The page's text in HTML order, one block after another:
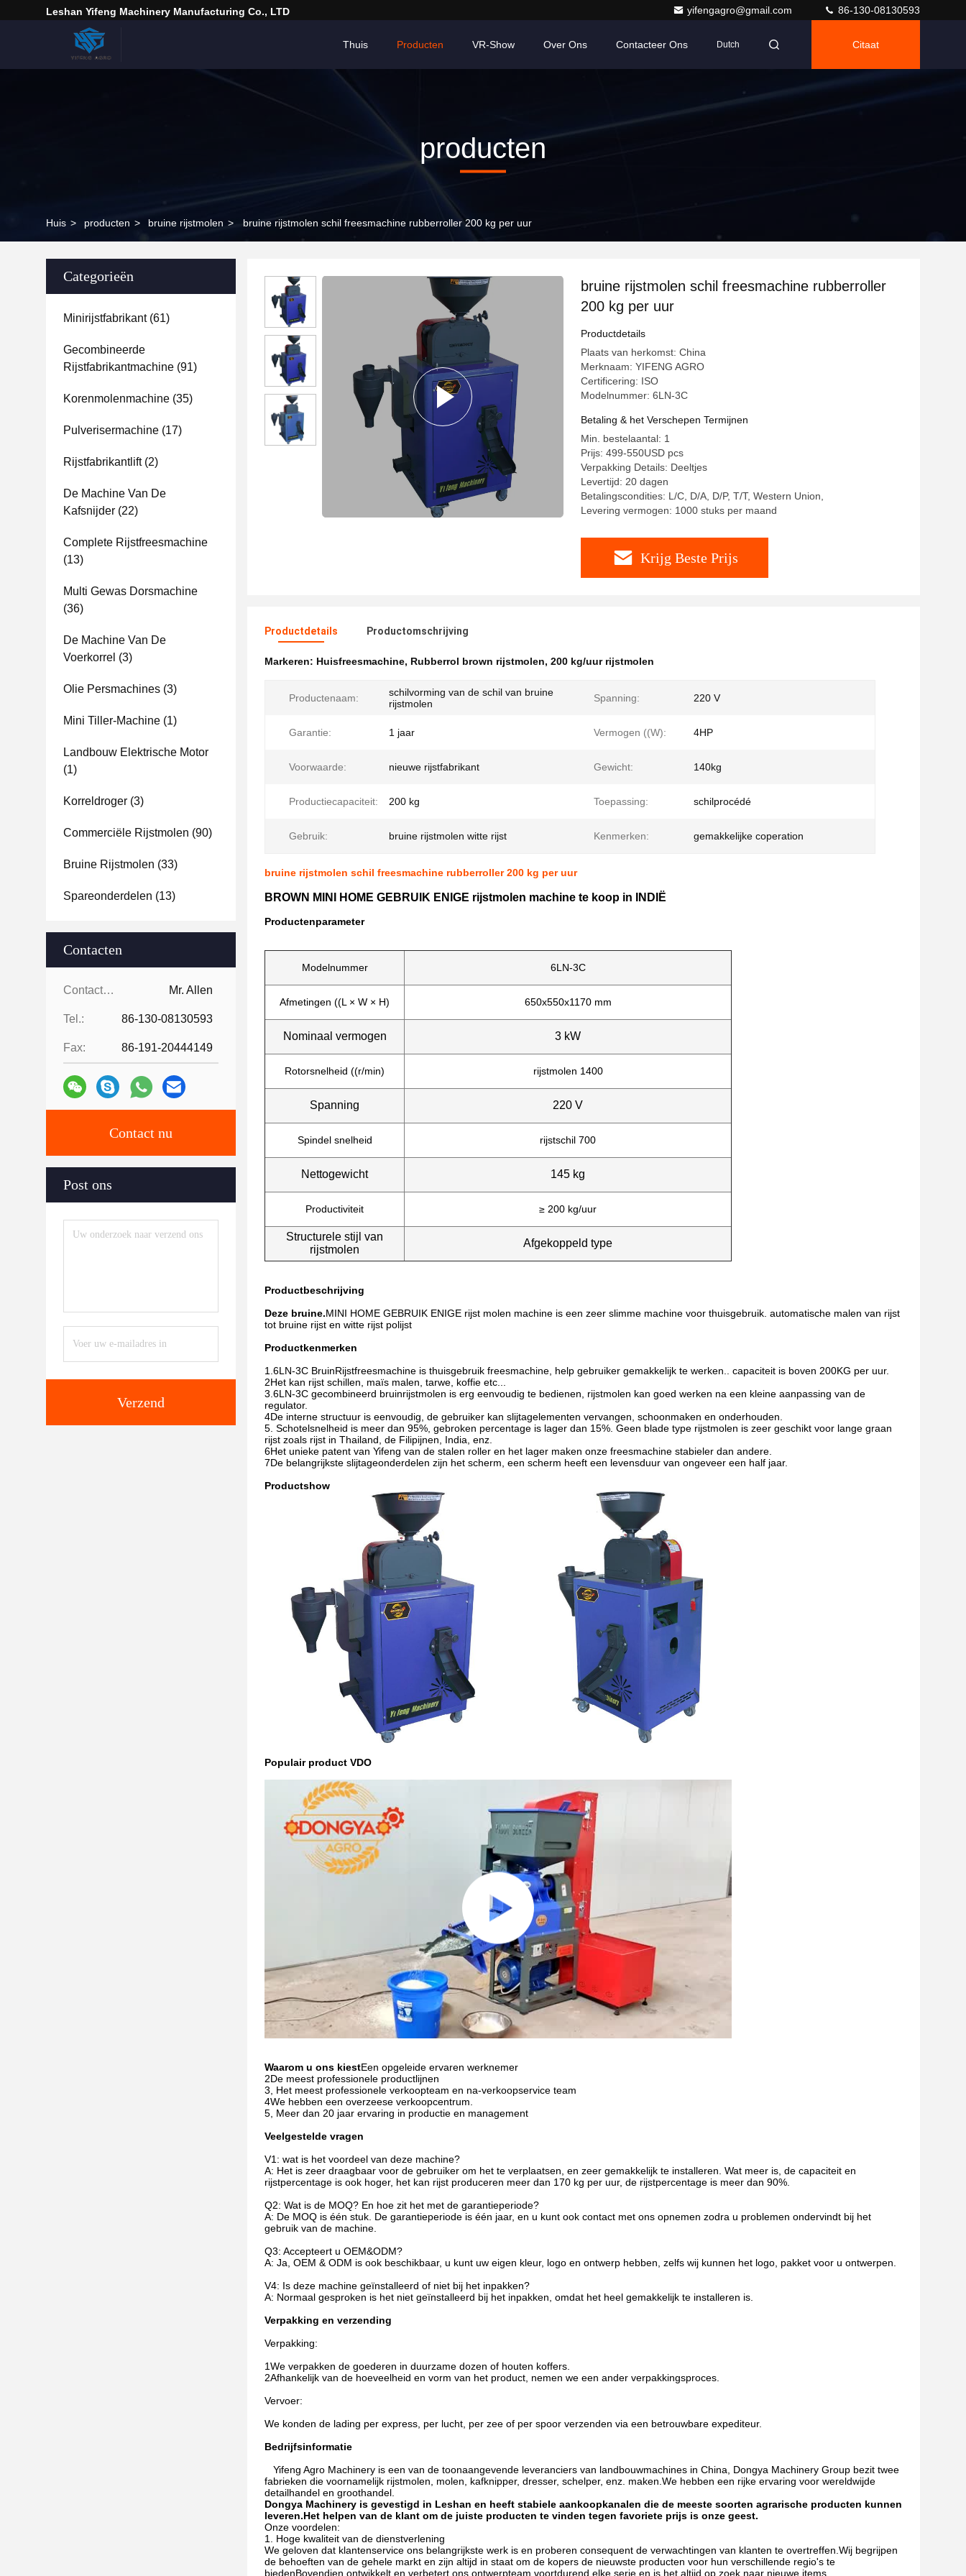
Leshan Yifeng Machinery Manufacturing Co., LTD yifengagro@gmail.com 86-130-08130593
Thuis Producten VR-Show Over Ons Contacteer Ons Dutch Citaat
producten
Huis > producten > bruine rijstmolen > bruine rijstmolen schil freesmachine rubberroller 200 kg per uur
Categorieën
Minirijstfabrikant(61)
Gecombineerde
Rijstfabrikantmachine (91)
Korenmolenmachine (35)
Pulverisermachine (17)
Rijstfabrikantlift(2)
De Machine Van De
Kafsnijder (22)
Complete Rijstfreesmachine
(13)
Multi Gewas Dorsmachine
(36)
De Machine Van De
Voerkorrel (3)
Olie Persmachines (3)
Mini Tiller-Machine (1)
Landbouw Elektrische Motor
(1)
Korreldroger (3)
Commerciële Rijstmolen (90)
Bruine Rijstmolen (33)
Spareonderdelen (13)
Contacten
Contacten: Mr. Allen
Tel.: 86-130-08130593
Fax: 86-191-20444149
Contact nu
Post ons
Verzend
bruine rijstmolen schil freesmachine rubberroller
200 kg per uur
Productdetails
Plaats van herkomst: China
Merknaam: YIFENG AGRO
Certificering: ISO
Modelnummer: 6LN-3C
Betaling & het Verschepen Termijnen
Min. bestelaantal: 1
Prijs: 499-550USD pcs
Verpakking Details: Deeltjes
Levertijd: 20 dagen
Betalingscondities: L/C, D/A, D/P, T/T, Western Union,
Levering vermogen: 1000 stuks per maand
Krijg Beste Prijs
Productdetails Productomschrijving
Markeren: Huisfreesmachine, Rubberrol brown rijstmolen, 200 kg/uur rijstmolen
Productenaam:
schilvorming van de schil van bruine
rijstmolen
Spanning: 220 V
Garantie: 1 jaar Vermogen ((W): 4HP
Voorwaarde: nieuwe rijstfabrikant Gewicht: 140kg
Productiecapaciteit: 200 kg Toepassing: schilprocédé
Gebruik: bruine rijstmolen witte rijst Kenmerken: gemakkelijke coperation
bruine rijstmolen schil freesmachine rubberroller 200 kg per uur
BROWN MINI HOME GEBRUIK ENIGE rijstmolen machine te koop in INDIË
Productenparameter
Modelnummer 6LN-3C
Afmetingen ((L × W × H) 650x550x1170 mm
Nominaal vermogen 3 kW
Rotorsnelheid ((r/min) rijstmolen 1400
Spanning 220 V
Spindel snelheid rijstschil 700
Nettogewicht 145 kg
Productiviteit ≥ 200 kg/uur
Structurele stijl van
rijstmolen
Afgekoppeld type
Productbeschrijving
Deze bruine.MINI HOME GEBRUIK ENIGE rijst molen machine is een zeer slimme machine voor thuisgebruik. automatische malen van rijst
tot bruine rijst en witte rijst polijst
Productkenmerken
1. 6LN-3C BruinRijstfreesmachine is thuisgebruik freesmachine, help gebruiker gemakkelijk te werken.. capaciteit is boven 200KG per uur.
2Het kan rijst schillen, maïs malen, tarwe, koffie etc...
3. 6LN-3C gecombineerd bruinrijstmolen is erg eenvoudig te bedienen, rijstmolen kan goed werken na een kleine aanpassing van de
regulator.
4De interne structuur is eenvoudig, de gebruiker kan slijtagelementen vervangen, schoonmaken en onderhouden.
5. Schotelsnelheid is meer dan 95%, gebroken percentage is lager dan 15%. Geen blade type rijstmolen is zeer geschikt voor lange graan
rijst zoals rijst in Thailand, de Filipijnen, India, enz.
6Het unieke patent van Yifeng van de stalen roller en het lager maken onze freesmachine stabieler dan andere.
7De belangrijkste slijtageonderdelen zijn het scherm, een scherm heeft een levensduur van ongeveer een half jaar.
Productshow
Populair product VDO
Waarom u ons kiestEen opgeleide ervaren werknemer
2De meest professionele productlijnen
3, Het meest professionele verkoopteam en na-verkoopservice team
4We hebben een overzeese verkoopcentrum.
5, Meer dan 20 jaar ervaring in productie en management
Veelgestelde vragen
V1: wat is het voordeel van deze machine?
A: Het is zeer draagbaar voor de gebruiker om het te verplaatsen, en zeer gemakkelijk te installeren. Wat meer is, de capaciteit en
rijstpercentage is ook hoger, het kan rijst produceren meer dan 170 kg per uur, de rijstpercentage is meer dan 90%.
Q2: Wat is de MOQ? En hoe zit het met de garantieperiode?
A: De MOQ is één stuk. De garantieperiode is één jaar, en u kunt ook contact met ons opnemen zodra u problemen ondervindt bij het
gebruik van de machine.
Q3: Accepteert u OEM&ODM?
A: Ja, OEM & ODM is ook beschikbaar, u kunt uw eigen kleur, logo en ontwerp hebben, zelfs wij kunnen het logo, pakket voor u ontwerpen.
V4: Is deze machine geïnstalleerd of niet bij het inpakken?
A: Normaal gesproken is het niet geïnstalleerd bij het inpakken, omdat het heel gemakkelijk te installeren is.
Verpakking en verzending
Verpakking:
1We verpakken de goederen in duurzame dozen of houten koffers.
2Afhankelijk van de hoeveelheid en vorm van het product, nemen we een ander verpakkingsproces.
Vervoer:
We konden de lading per express, per lucht, per zee of per spoor verzenden via een betrouwbare expediteur.
Bedrijfsinformatie
Yifeng Agro Machinery is een van de toonaangevende leveranciers van landbouwmachines in China, Dongya Machinery Group bezit twee
fabrieken die voornamelijk rijstmolen, molen, kafknipper, dresser, schelper, enz. maken.We hebben een rijke ervaring voor wereldwijde
detailhandel en groothandel.
Dongya Machinery is gevestigd in Leshan en heeft stabiele aankoopkanalen die de meeste soorten agrarische producten kunnen
leveren.Het helpen van de klant om de juiste producten te vinden tegen favoriete prijs is onze geest.
Onze voordelen:
1. Hoge kwaliteit van de dienstverlening
We geloven dat klantenservice ons belangrijkste werk is en proberen consequent de verwachtingen van klanten te overtreffen.Wij begrijpen
de behoeften van de gehele markt en zijn altijd in staat om de kopers de nieuwste producten voor hun verschillende regio's te
biedenBovendien ontwikkelt en verbetert ons ontwerpteam voortdurend elke serie en is het altijd op zoek naar nieuwe items.